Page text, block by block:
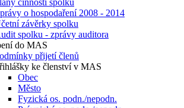
činnosti spolku
o hospodaření 2008 - 2014
závěrky spolku
spolku - zprávy auditora
do MAS
přijetí členů
ke členství v MAS
Obec
Město
Fyzická os. podn./nepodn.